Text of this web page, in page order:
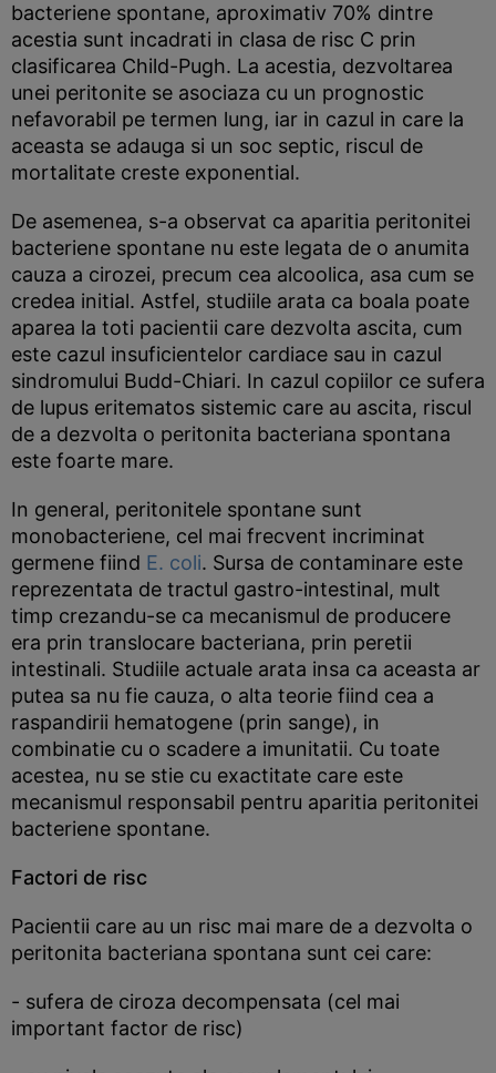
bacteriene spontane, aproximativ 70% dintre
acestia sunt incadrati in clasa de risc C prin
clasificarea Child-Pugh. La acestia, dezvoltarea
unei peritonite se asociaza cu un prognostic
nefavorabil pe termen lung, iar in cazul in care la
aceasta se adauga si un soc septic, riscul de
mortalitate creste exponential.
De asemenea, s-a observat ca aparitia peritonitei
bacteriene spontane nu este legata de o anumita
cauza a cirozei, precum cea alcoolica, asa cum se
credea initial. Astfel, studiile arata ca boala poate
aparea la toti pacientii care dezvolta ascita, cum
este cazul insuficientelor cardiace sau in cazul
sindromului Budd-Chiari. In cazul copiilor ce sufera
de lupus eritematos sistemic care au ascita, riscul
de a dezvolta o peritonita bacteriana spontana
este foarte mare.
In general, peritonitele spontane sunt
monobacteriene, cel mai frecvent incriminat
germene fiind E. coli. Sursa de contaminare este
reprezentata de tractul gastro-intestinal, mult
timp crezandu-se ca mecanismul de producere
era prin translocare bacteriana, prin peretii
intestinali. Studiile actuale arata insa ca aceasta ar
putea sa nu fie cauza, o alta teorie fiind cea a
raspandirii hematogene (prin sange), in
combinatie cu o scadere a imunitatii. Cu toate
acestea, nu se stie cu exactitate care este
mecanismul responsabil pentru aparitia peritonitei
bacteriene spontane.
Factori de risc
Pacientii care au un risc mai mare de a dezvolta o
peritonita bacteriana spontana sunt cei care:
- sufera de ciroza decompensata (cel mai
important factor de risc)